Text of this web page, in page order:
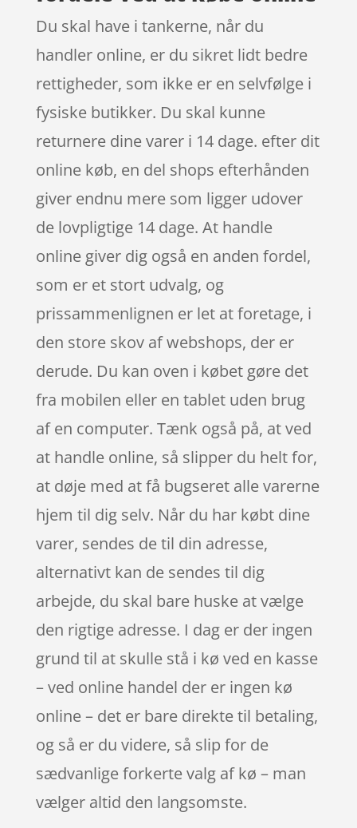
Du skal have i tankerne, når du
handler online, er du sikret lidt bedre
rettigheder, som ikke er en selvfølge i
fysiske butikker. Du skal kunne
returnere dine varer i 14 dage. efter dit
online køb, en del shops efterhånden
giver endnu mere som ligger udover
de lovpligtige 14 dage. At handle
online giver dig også en anden fordel,
som er et stort udvalg, og
prissammenlignen er let at foretage, i
den store skov af webshops, der er
derude. Du kan oven i købet gøre det
fra mobilen eller en tablet uden brug
af en computer. Tænk også på, at ved
at handle online, så slipper du helt for,
at døje med at få bugseret alle varerne
hjem til dig selv. Når du har købt dine
varer, sendes de til din adresse,
alternativt kan de sendes til dig
arbejde, du skal bare huske at vælge
den rigtige adresse. I dag er der ingen
grund til at skulle stå i kø ved en kasse
– ved online handel der er ingen kø
online – det er bare direkte til betaling,
og så er du videre, så slip for de
sædvanlige forkerte valg af kø – man
vælger altid den langsomste.